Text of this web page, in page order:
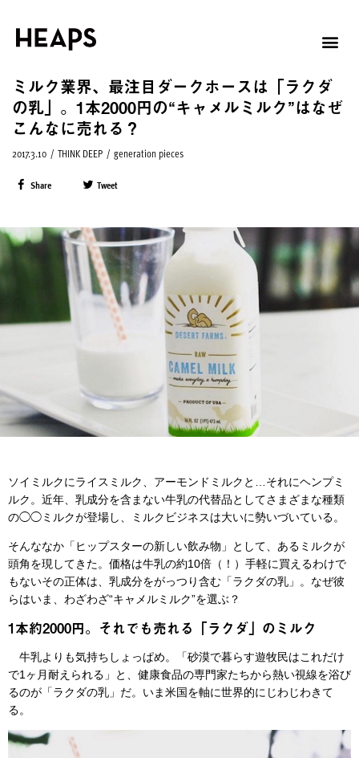
ミルク業界、最注目ダークホースは「ラクダ
の乳」。1本2000円の“キャメルミルク”はなぜ
こんなに売れる？
2017.3.10 / THINK DEEP / generation pieces
Share Tweet
ソイミルクにライスミルク、アーモンドミルクと…それにヘンプミ
ルク。近年、乳成分を含まない牛乳の代替品としてさまざまな種類
の◯◯ミルクが登場し、ミルクビジネスは大いに勢いづいている。
そんななか「ヒップスターの新しい飲み物」として、あるミルクが
頭角を現してきた。価格は牛乳の約10倍（！）手軽に買えるわけで
もないその正体は、乳成分をがっつり含む「ラクダの乳」。なぜ彼
らはいま、わざわざ“キャメルミルク”を選ぶ？
1本約2000円。それでも売れる「ラクダ」のミルク
牛乳よりも気持ちしょっぱめ。「砂漠で暮らす遊牧民はこれだけ
で1ヶ月耐えられる」と、健康食品の専門家たちから熱い視線を浴び
るのが「ラクダの乳」だ。いま米国を軸に世界的にじわじわきて
る。